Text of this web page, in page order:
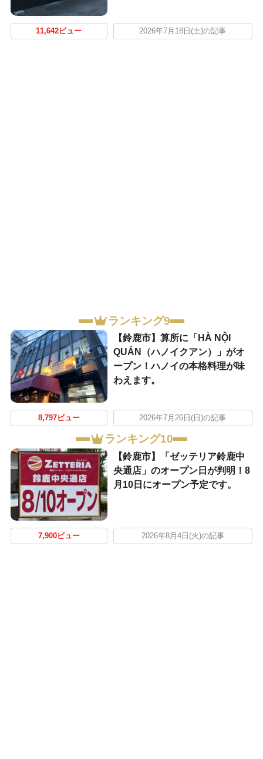
11,642ビュー 2026年7月18日(土)の記事
ランキング9
【鈴鹿市】算所に「HÀ NỘI
QUÁN（ハノイクアン）」がオ
ープン！ハノイの本格料理が味
わえます。
8,797ビュー 2026年7月26日(日)の記事
ランキング10
【鈴鹿市】「ゼッテリア鈴鹿中
央通店」のオープン日が判明！8
月10日にオープン予定です。
7,900ビュー 2026年8月4日(火)の記事